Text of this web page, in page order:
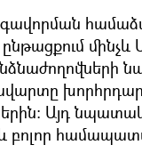
Այդ
բոլոր